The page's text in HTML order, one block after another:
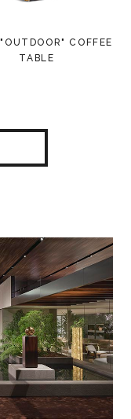
COFFEE
TABLE